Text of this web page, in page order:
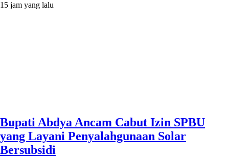
15 jam yang lalu
Bupati Abdya Ancam Cabut Izin SPBU
yang Layani Penyalahgunaan Solar
Bersubsidi